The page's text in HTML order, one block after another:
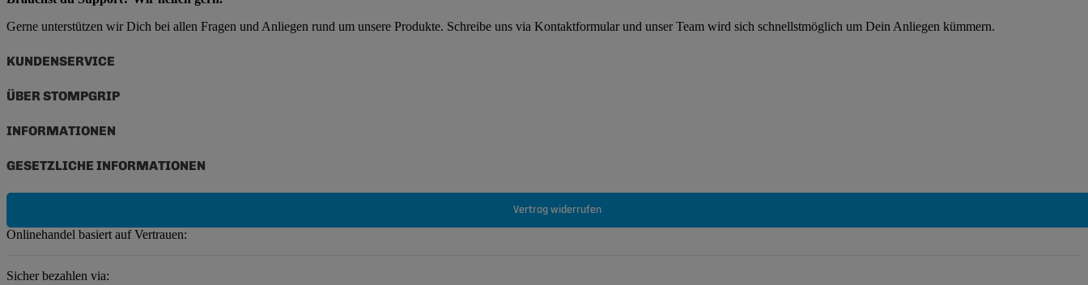
Gerne unterstützen wir Dich bei allen Fragen und Anliegen rund um unsere Produkte. Schreibe uns via Kontaktformular und unser Team wird sich schnellstmöglich um Dein Anliegen kümmern.
KUNDENSERVICE
ÜBER STOMPGRIP
INFORMATIONEN
GESETZLICHE INFORMATIONEN
Vertrag widerrufen
Onlinehandel basiert auf Vertrauen:
Sicher bezahlen via: